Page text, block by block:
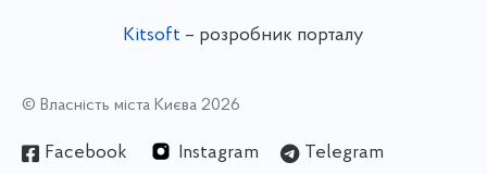
Kitsoft – розробник порталу
© Власність міста Києва 2026
Facebook Instagram Telegram